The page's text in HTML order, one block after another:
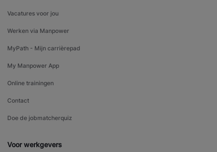
Vacatures voor jou
Werken via Manpower
MyPath - Mijn carrièrepad
My Manpower App
Online trainingen
Contact
Doe de jobmatcherquiz
Voor werkgevers